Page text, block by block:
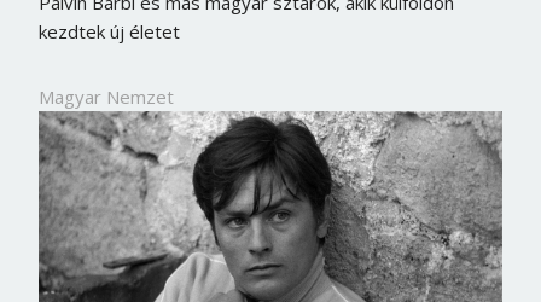
kezdtek új életet
Magyar Nemzet